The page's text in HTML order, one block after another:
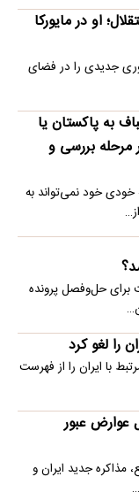
او در مایورکا
جدیدی را در فضای
به پاکستان یا
مرحله بررسی و
خود نمی‌تواند به
برای حل‌وفصل پرونده
را لغو کرد
با ایران را از فهرست
عوارض عبور
مذاکره جدید ایران و